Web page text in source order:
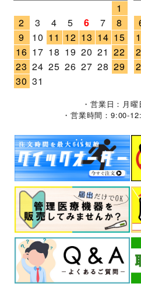
1
2
3 4 5 6 7
8
9
10 11 12 13 14 15
16 17 18 19 20 21 22
23 24 25 26 27 28 29
30 31
・営業日：月
・営業時間：9:00-